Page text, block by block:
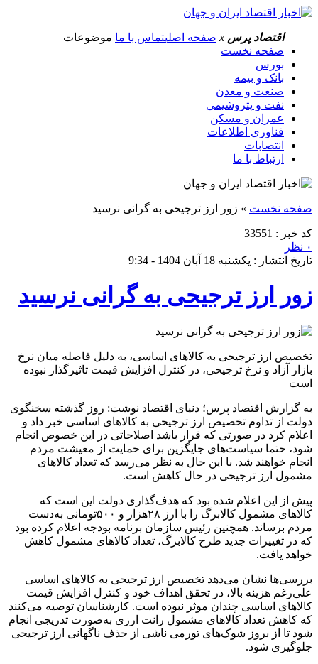
اقتصاد پرس x صفحه اصلیتماس با ما موضوعات
صفحه نخست
بورس
بانک و بیمه
صنعت و معدن
نفت و پتروشیمی
عمران و مسکن
فناوری اطلاعات
انتصابات
ارتباط با ما
صفحه نخست » زور ارز ترجیحی به گرانی نرسید
کد خبر : 33551
۰ نظر
تاریخ انتشار : یکشنبه 18 آبان 1404 - 9:34
زور ارز ترجیحی به گرانی نرسید
تخصیص ارز ترجیحی به کالاهای اساسی، به دلیل فاصله میان نرخ
بازار آزاد و نرخ ترجیحی، در کنترل افزایش قیمت تاثیرگذار نبوده
است
به گزارش اقتصاد پرس؛ دنیای اقتصاد نوشت: روز گذشته سخنگوی
دولت از تداوم تخصیص ارز ترجیحی به کالاهای اساسی خبر داد و
اعلام کرد در صورتی که قرار باشد اصلاحاتی در این خصوص انجام
شود، حتما سیاست‌های جایگزین برای حمایت از معیشت مردم
انجام خواهند شد. با این حال به نظر می‌رسد که تعداد کالاهای
مشمول ارز ترجیحی در حال کاهش است.
پیش از این اعلام شده بود که هدف‌گذاری دولت این است که
کالاهای مشمول کالابرگ را با ارز ۲۸هزار و ۵۰۰تومانی به‌دست
مردم برساند. همچنین رئیس سازمان برنامه بودجه اعلام کرده بود
که در تغییرات جدید طرح کالابرگ، تعداد کالاهای مشمول کاهش
خواهد یافت.
بررسی‌ها نشان می‌دهد تخصیص ارز ترجیحی به کالاهای اساسی
علی‌رغم هزینه بالا، در تحقق اهداف خود و کنترل افزایش قیمت
کالاهای اساسی چندان موثر نبوده است. کارشناسان توصیه می‌کنند
که کاهش تعداد کالاهای مشمول رانت ارزی به‌صورت تدریجی انجام
شود تا از بروز شوک‌های تورمی ناشی از حذف ناگهانی ارز ترجیحی
جلوگیری شود.